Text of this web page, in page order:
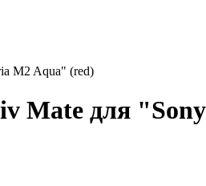
M2 Aqua" (red)
Mate для